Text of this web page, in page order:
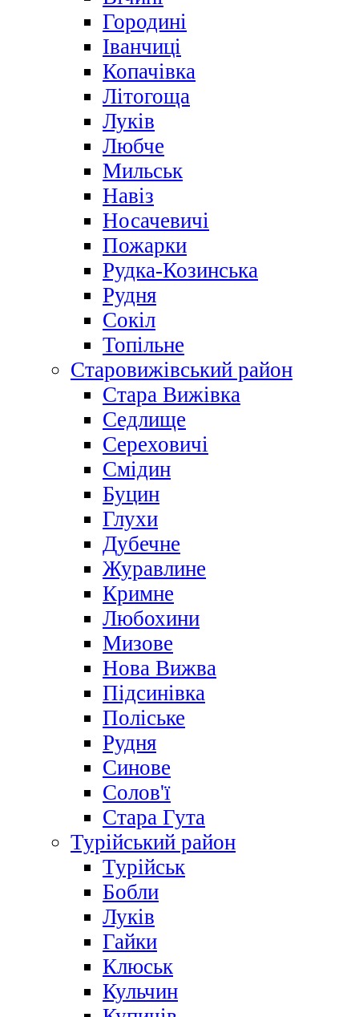
Городині
Іванчиці
Копачівка
Літогоща
Луків
Любче
Мильськ
Навіз
Носачевичі
Пожарки
Рудка-Козинська
Рудня
Сокіл
Топільне
Старовижівський район
Стара Вижівка
Седлище
Сереховичі
Смідин
Буцин
Глухи
Дубечне
Журавлине
Кримне
Любохини
Мизове
Нова Вижва
Підсинівка
Поліське
Рудня
Синове
Солов'ї
Стара Гута
Турійський район
Турійськ
Бобли
Луків
Гайки
Клюськ
Кульчин